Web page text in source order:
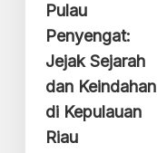
Pulau
Penyengat:
Jejak Sejarah
dan Keindahan
di Kepulauan
Riau